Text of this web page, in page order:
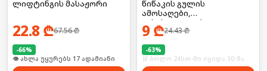
ლიფტინგის მასაჟორი
22.8 ₾67.56₾
-66%
🛒 ბოლო 24სთ-ში იყიდა 27-მა
წიწაკის გულის
ამოსაღები,
გასასუფთავებელი
9 ₾24.43₾
-63%
🛒 ბოლო 24სთ-ში იყიდა 30-მა